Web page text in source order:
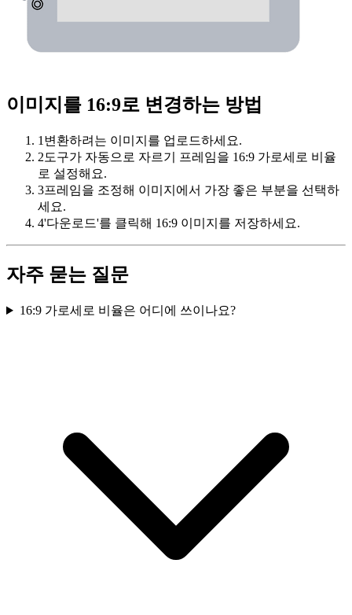
이미지를 16:9로 변경하는 방법
1 변환하려는 이미지를 업로드하세요.
2도구가 자동으로 자르기 프레임을 16:9 가로세로 비율
로 설정해요.
3프레임을 조정해 이미지에서 가장 좋은 부분을 선택하
세요.
4'다운로드'를 클릭해 16:9 이미지를 저장하세요.
자주 묻는 질문
16:9 가로세로 비율은 어디에 쓰이나요?